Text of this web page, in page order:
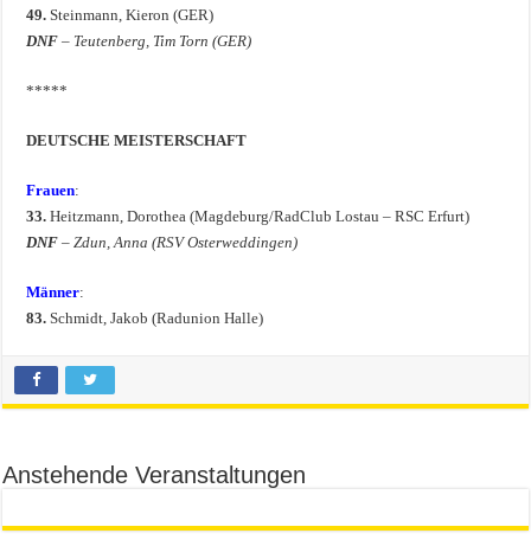
49. Steinmann, Kieron (GER)
DNF – Teutenberg, Tim Torn (GER)
*****
DEUTSCHE MEISTERSCHAFT
Frauen:
33.Heitzmann, Dorothea (Magdeburg/RadClub Lostau – RSC Erfurt)
DNF – Zdun, Anna (RSV Osterweddingen)
Männer:
83. Schmidt, Jakob (Radunion Halle)
Anstehende Veranstaltungen